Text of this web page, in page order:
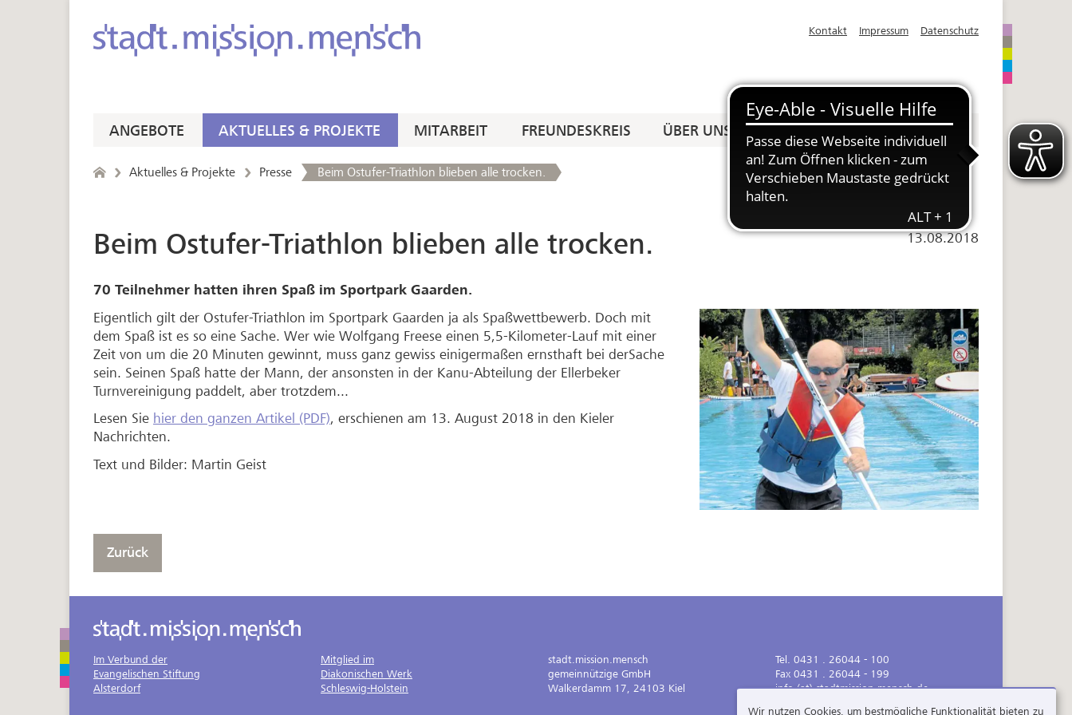
Datenschutz
Impressum
Kontakt
ANGEBOTE AKTUELLES & PROJEKTE MITARBEIT FREUNDESKREIS ÜBER UNS SPENDEN
Aktuelles & Projekte Presse Beim Ostufer-Triathlon blieben alle trocken.
Beim Ostufer-Triathlon blieben alle trocken. 13.08.2018
70 Teilnehmer hatten ihren Spaß im Sportpark Gaarden.
Eigentlich gilt der Ostufer-Triathlon im Sportpark Gaarden ja als Spaßwettbewerb. Doch mit
dem Spaß ist es so eine Sache. Wer wie Wolfgang Freese einen 5,5-Kilometer-Lauf mit einer
Zeit von um die 20 Minuten gewinnt, muss ganz gewiss einigermaßen ernsthaft bei derSache
sein. Seinen Spaß hatte der Mann, der ansonsten in der Kanu-Abteilung der Ellerbeker
Turnvereinigung paddelt, aber trotzdem...
Lesen Sie hier den ganzen Artikel (PDF), erschienen am 13. August 2018 in den Kieler
Nachrichten.
Text und Bilder: Martin Geist
Zurück
Im Verbund der
Evangelischen Stiftung
Alsterdorf
Mitglied im
Diakonischen Werk
Schleswig-Holstein
stadt.mission.mensch
gemeinnützige GmbH
Walkerdamm 17, 24103 Kiel
Tel. 0431 . 26044 - 100
Fax 0431 . 26044 - 199
info (at) stadtmission-mensch.de
Wir nutzen Cookies, um bestmögliche Funktionalität bieten zu